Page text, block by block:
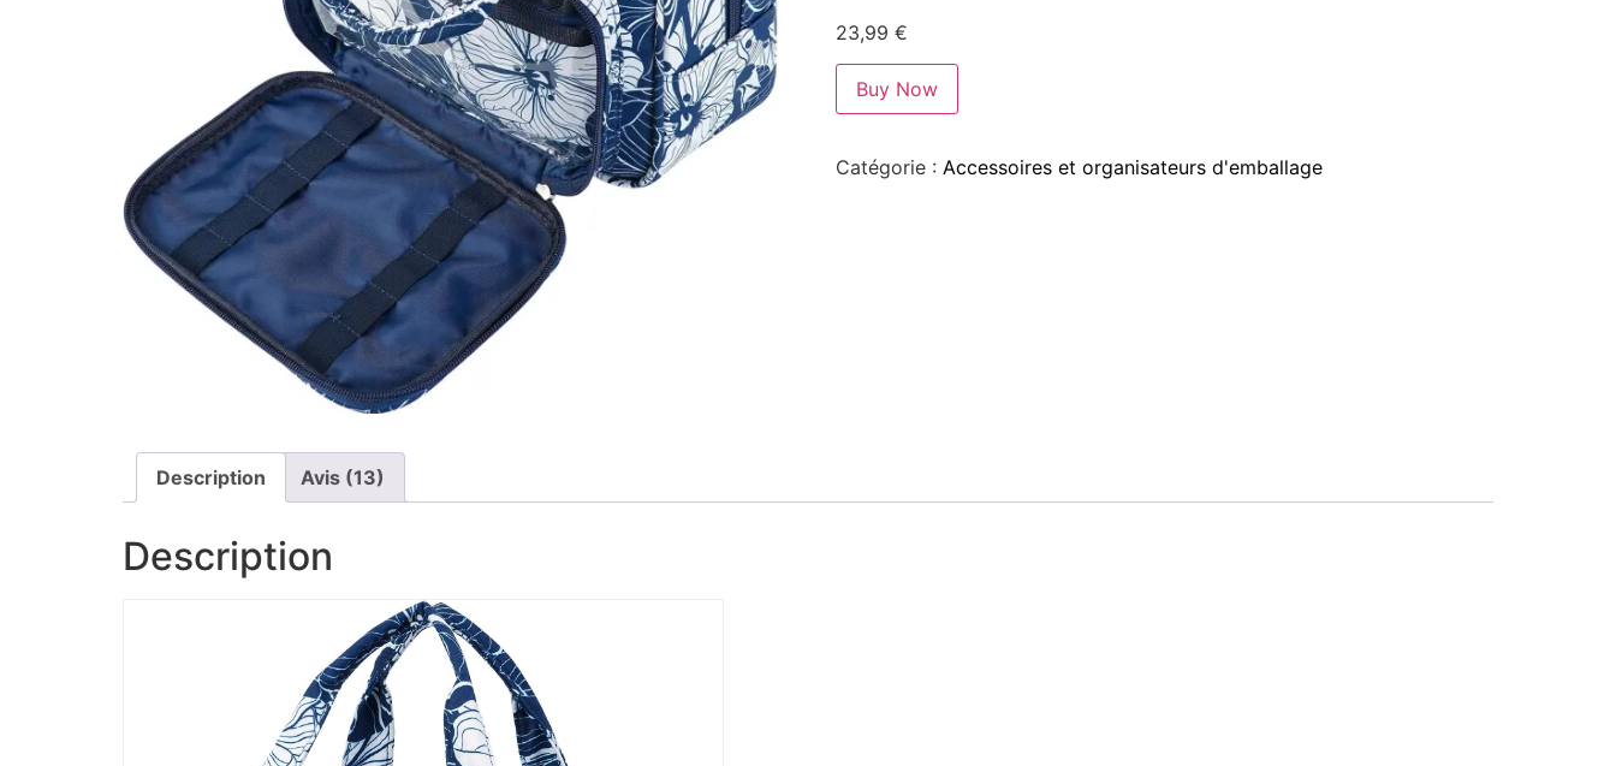
23,99 €
Buy Now
Catégorie : Accessoires et organisateurs d'emballage
Description Avis (13)
Description